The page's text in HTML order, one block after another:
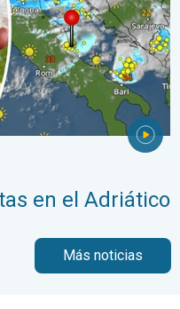
en el Adriático
Más noticias